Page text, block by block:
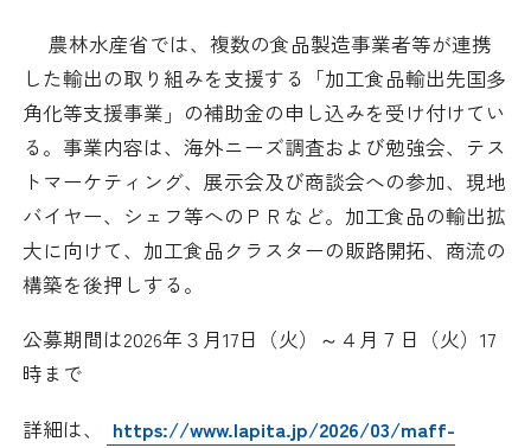
ビジネス交流
海外ビジネス・貿易証明
情報提供・広報
その他サービス
調査・研究
組織概要
役員紹介
日商のあゆみ
委員会・専門委員会
青年部・女性会
農林水産省では、複数の食品製造事業者等が連携
した輸出の取り組みを支援する「加工食品輸出先国多
角化等支援事業」の補助金の申し込みを受け付けてい
る。事業内容は、海外ニーズ調査および勉強会、テス
トマーケティング、展示会及び商談会への参加、現地
バイヤー、シェフ等へのＰＲなど。加工食品の輸出拡
大に向けて、加工食品クラスターの販路開拓、商流の
構築を後押しする。
公募期間は2026年３月17日（火）～４月７日（火） 17
時まで
詳細は、
https://www.lapita.jp/2026/03/maff-